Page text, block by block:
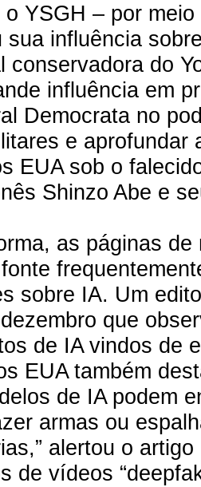
YSGH – por
sua influência
conservadora do
influência em
Democrata no
e aprofundar
EUA sob o
Shinzo Abe e
as páginas de
sobre IA. Um
que
de IA vindos de
EUA também
de IA podem
armas ou
alertou o
de vídeos